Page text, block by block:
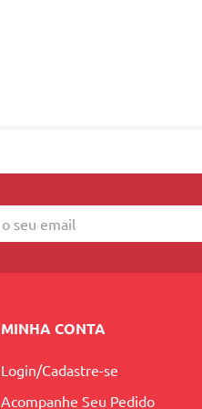
MINHA CONTA
Login/Cadastre-se
Acompanhe Seu Pedido